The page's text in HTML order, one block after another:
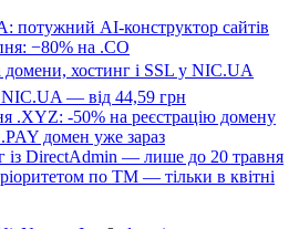
потужний AI-конструктор сайтів
−80% на .CO
хостинг і SSL у NIC.UA
— від 44,59 грн
.XYZ: -50% на реєстрацію домену
домен уже зараз
із DirectAdmin — лише до 20 травня
по ТМ — тільки в квітні